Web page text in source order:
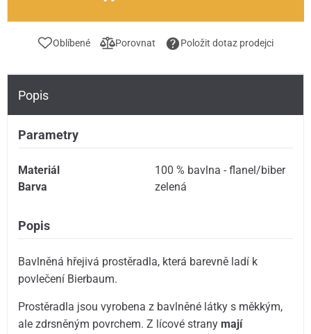
Oblíbené Porovnat Položit dotaz prodejci
Popis
Parametry
Materiál
100 % bavlna - flanel/biber
Barva
zelená
Popis
Bavlněná hřejivá prostěradla, která barevně ladí k
povlečení Bierbaum.
Prostěradla jsou vyrobena z bavlněné látky s měkkým,
ale zdrsněným povrchem. Z lícové stranymají